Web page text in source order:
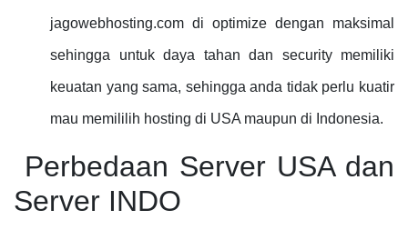
jagowebhosting.com di optimize dengan maksimal
sehingga untuk daya tahan dan security memiliki
keuatan yang sama, sehingga anda tidak perlu kuatir
mau memililih hosting di USA maupun di Indonesia.
Perbedaan Server USA dan
Server INDO